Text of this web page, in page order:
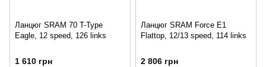
Ланцюг SRAM 70 T-Type
Eagle, 12 speed, 126 links
1 610 грн
Ланцюг SRAM Force E1
Flattop, 12/13 speed, 114 links
2 806 грн